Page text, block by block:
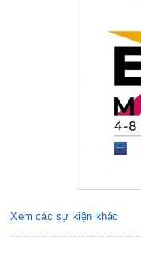
Xem các sự kiện khác